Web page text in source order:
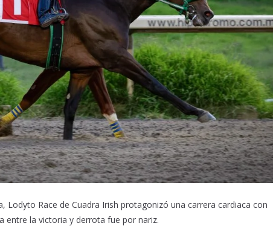
Lodyto Race de Cuadra Irish protagonizó una carrera cardiaca con
entre la victoria y derrota fue por nariz.